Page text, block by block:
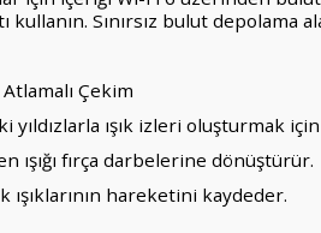
Sınırsız bulut depolama
Çekim
yıldızlarla ışık izleri oluşturmak
ışığı fırça darbelerine dönüştürür.
ışıklarının hareketini kaydeder.